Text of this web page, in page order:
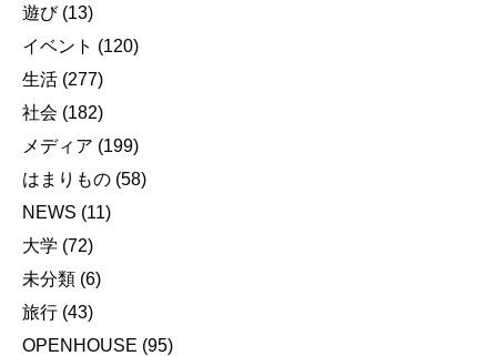
遊び(13)
イベント (120)
生活 (277)
社会 (182)
メディア (199)
はまりもの (58)
NEWS (11)
大学 (72)
未分類 (6)
旅行 (43)
OPENHOUSE (95)